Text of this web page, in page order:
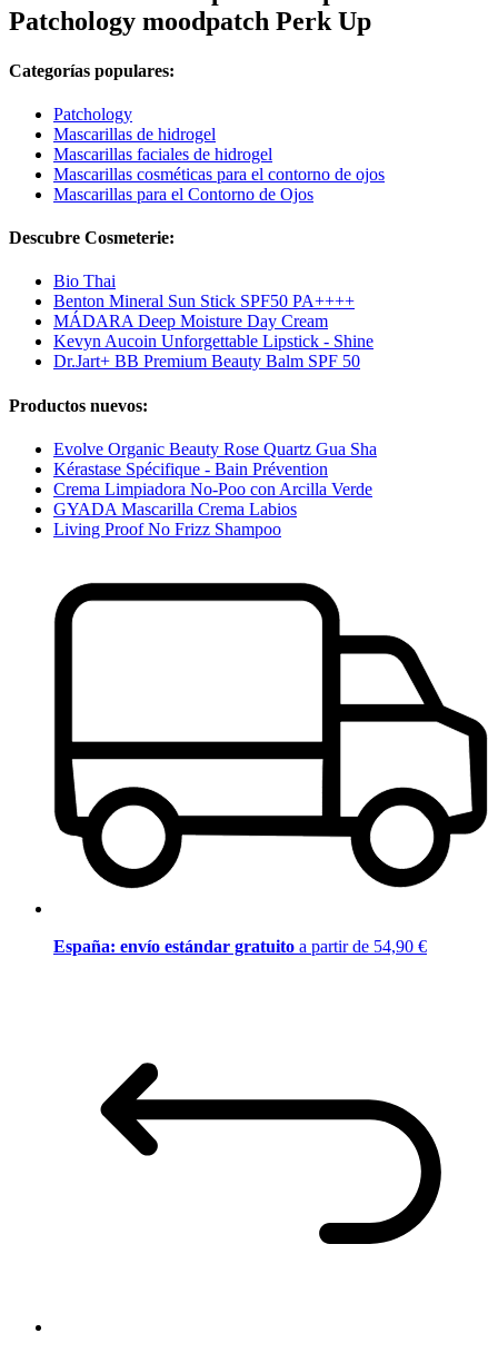
Patchology moodpatch Perk Up
Categorías populares:
Patchology
Mascarillas de hidrogel
Mascarillas faciales de hidrogel
Mascarillas cosméticas para el contorno de ojos
Mascarillas para el Contorno de Ojos
Descubre Cosmeterie:
Bio Thai
Benton Mineral Sun Stick SPF50 PA++++
MÁDARA Deep Moisture Day Cream
Kevyn Aucoin Unforgettable Lipstick - Shine
Dr.Jart+ BB Premium Beauty Balm SPF 50
Productos nuevos:
Evolve Organic Beauty Rose Quartz Gua Sha
Kérastase Spécifique - Bain Prévention
Crema Limpiadora No-Poo con Arcilla Verde
GYADA Mascarilla Crema Labios
Living Proof No Frizz Shampoo
España: envío estándar gratuito a partir de 54,90 €